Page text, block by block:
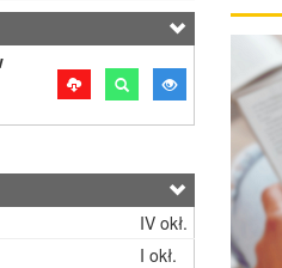
IV okł.
I okł.